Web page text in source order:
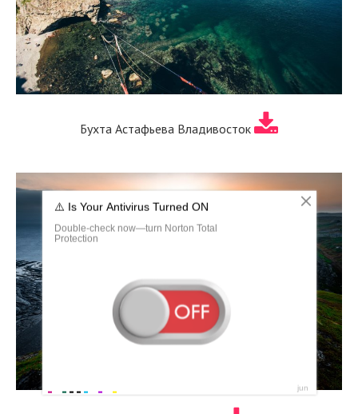
Бухта Астафьева Владивосток